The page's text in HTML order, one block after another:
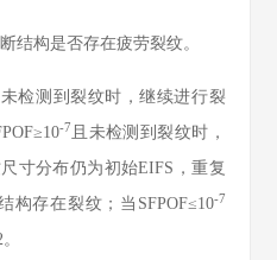
结构是否存在疲劳裂纹。
未检测到裂纹时，继续进行裂
-7 且未检测到裂纹时，
寸分布仍为初始EIFS，重复
构存在裂纹；当SFPOF≤10-7